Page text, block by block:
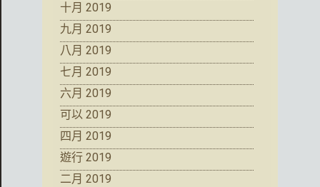
十月 2019
九月 2019
八月 2019
七月 2019
六月 2019
可以 2019
四月 2019
遊行 2019
二月 2019